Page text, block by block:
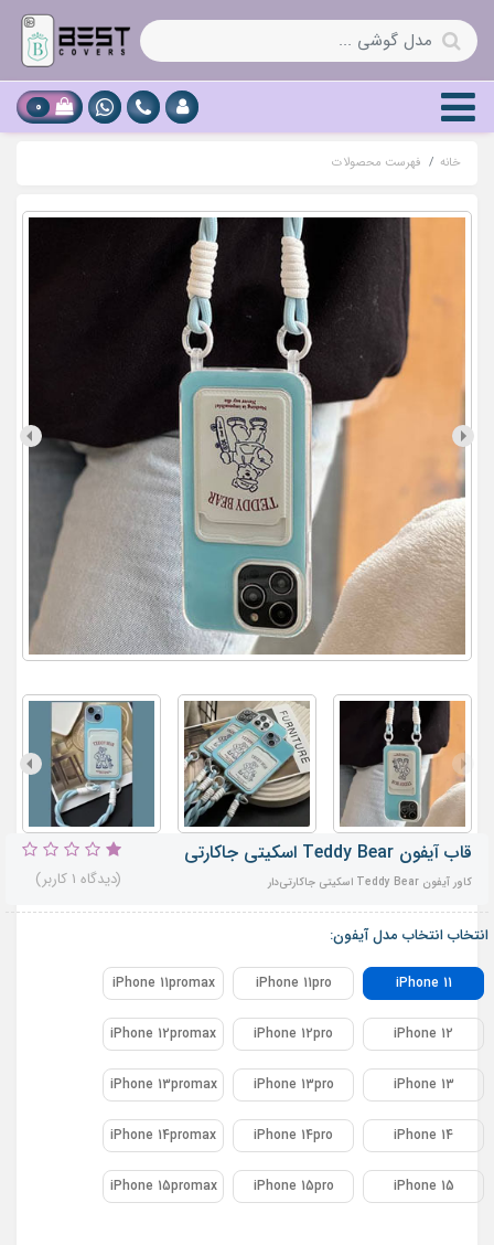
0
خانه فهرست محصولات
قاب آیفون Teddy Bear اسکیتی جاکارتی
کاور آیفون Teddy Bear اسکیتی جاکارتی‌دار (دیدگاه 1 کاربر)
انتخاب انتخاب مدل آیفون:
iPhone 11
iPhone 11pro
iPhone 11promax
iPhone 12
iPhone 12pro
iPhone 12promax
iPhone 13
iPhone 13pro
iPhone 13promax
iPhone 14
iPhone 14pro
iPhone 14promax
iPhone 15
iPhone 15pro
iPhone 15promax